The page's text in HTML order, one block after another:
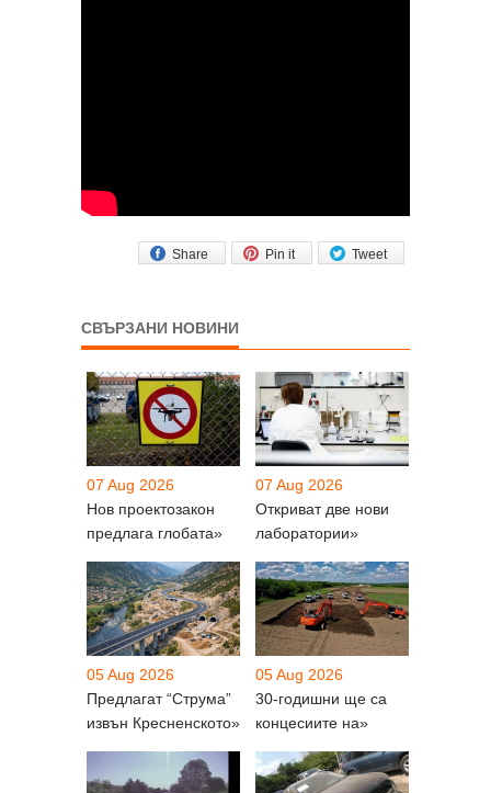
Tweet
Pin it
Share
СВЪРЗАНИ НОВИНИ
07 Aug 2026
Нов проектозакон
предлага глобата»
07 Aug 2026
Откриват две нови
лаборатории»
05 Aug 2026
Предлагат “Струма”
извън Кресненското»
05 Aug 2026
30-годишни ще са
концесиите на»